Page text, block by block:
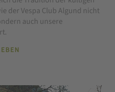
der Vespa Club Algund nicht
auch unsere